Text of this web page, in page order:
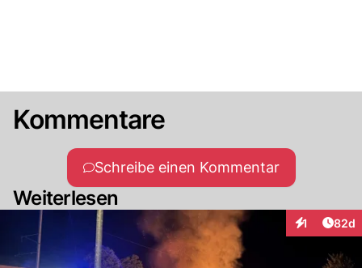
Kommentare
Schreibe einen Kommentar
Weiterlesen
1
Interaktionen
82d